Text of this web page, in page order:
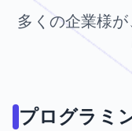
多くの企業様
プログラミ